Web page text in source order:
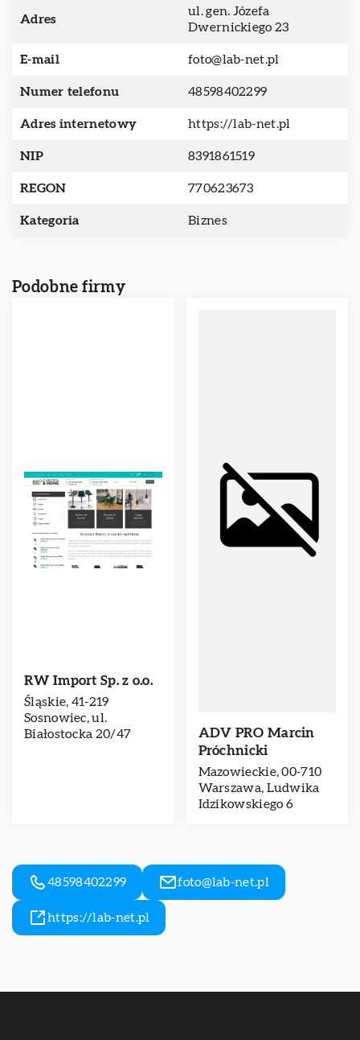
Adres
ul. gen. Józefa
Dwernickiego 23
E-mail foto@lab-net.pl
Numer telefonu 48598402299
Adres internetowy https://lab-net.pl
NIP 8391861519
REGON 770623673
Kategoria Biznes
Podobne firmy
RW Import Sp. z o.o.
Śląskie, 41-219
Sosnowiec, ul.
Białostocka 20/47
ADV PRO Marcin
Próchnicki
Mazowieckie, 00-710
Warszawa, Ludwika
Idzikowskiego 6
48598402299 foto@lab-net.pl
https://lab-net.pl